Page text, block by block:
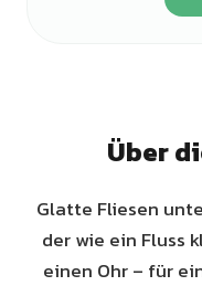
Über
Glatte Fliesen
der wie ein Fluss
einen Ohr – für